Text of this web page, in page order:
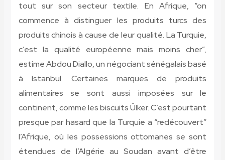
tout sur son secteur textile. En Afrique, “on
commence à distinguer les produits turcs des
produits chinois à cause de leur qualité. La Turquie,
c’est la qualité européenne mais moins cher”,
estime Abdou Diallo, un négociant sénégalais basé
à Istanbul. Certaines marques de produits
alimentaires se sont aussi imposées sur le
continent, comme les biscuits Ülker. C’est pourtant
presque par hasard que la Turquie a “redécouvert”
l’Afrique, où les possessions ottomanes se sont
étendues de l’Algérie au Soudan avant d’être